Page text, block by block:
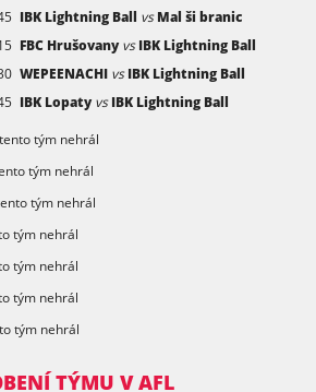
IBK Lightning Ball vs Mal ši branic
FBC Hrušovany vs IBK Lightning Ball
WEPEENACHI vs IBK Lightning Ball
IBK Lopaty vs IBK Lightning Ball
tento tým nehrál
tým nehrál
tým nehrál
tým nehrál
tým nehrál
tým nehrál
tým nehrál
TÝMU V AFL